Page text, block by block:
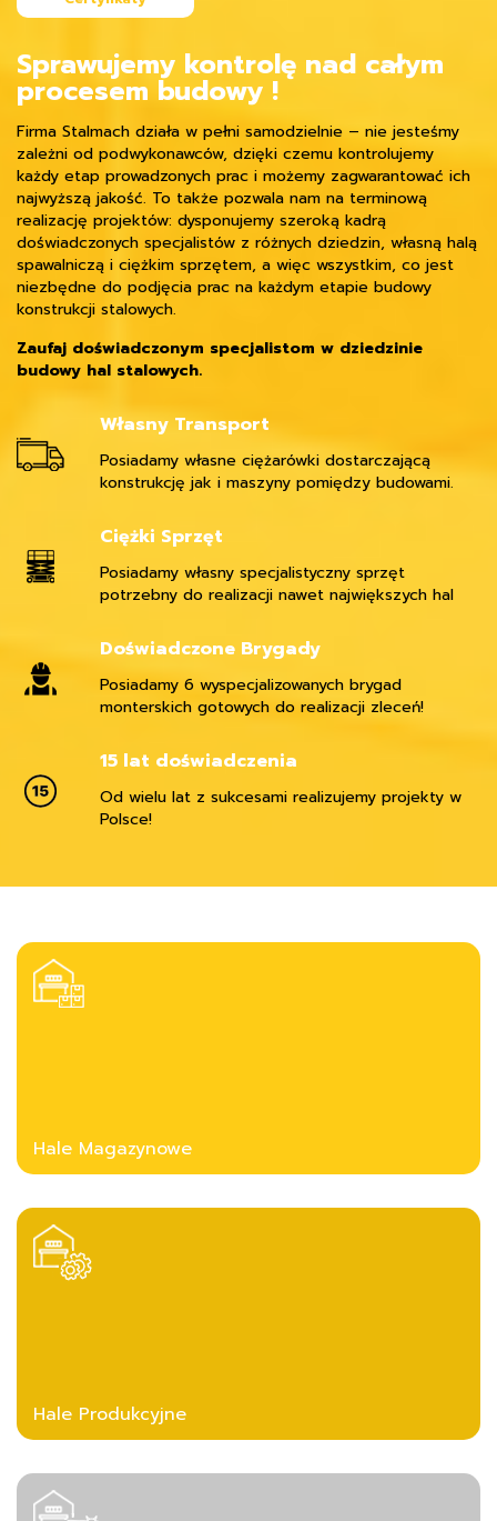
Sprawujemy kontrolę nad całym
procesem budowy !
Firma Stalmach działa w pełni samodzielnie – nie jesteśmy
zależni od podwykonawców, dzięki czemu kontrolujemy
każdy etap prowadzonych prac i możemy zagwarantować ich
najwyższą jakość. To także pozwala nam na terminową
realizację projektów: dysponujemy szeroką kadrą
doświadczonych specjalistów z różnych dziedzin, własną halą
spawalniczą i ciężkim sprzętem, a więc wszystkim, co jest
niezbędne do podjęcia prac na każdym etapie budowy
konstrukcji stalowych.
Zaufaj doświadczonym specjalistom w dziedzinie
budowy hal stalowych.
Własny Transport
Posiadamy własne ciężarówki dostarczającą
konstrukcję jak i maszyny pomiędzy budowami.
Ciężki Sprzęt
Posiadamy własny specjalistyczny sprzęt
potrzebny do realizacji nawet największych hal
Doświadczone Brygady
Posiadamy 6 wyspecjalizowanych brygad
monterskich gotowych do realizacji zleceń!
15 lat doświadczenia
Od wielu lat z sukcesami realizujemy projekty w
Polsce!
Hale Magazynowe
Hale Produkcyjne